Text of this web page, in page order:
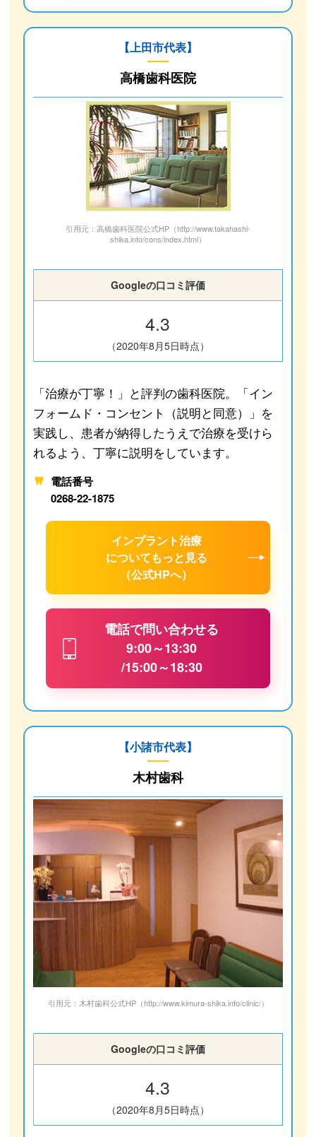
【上田市代表】
高橋歯科医院
引用元：高橋歯科医院公式HP（http://www.takahashi-
shika.info/cons/index.html）
Googleの口コミ評価
4.3
（2020年8月5日時点）
「治療が丁寧！」と評判の歯科医院。「イン
フォームド・コンセント（説明と同意）」を
実践し、患者が納得したうえで治療を受けら
れるよう、丁寧に説明をしています。
電話番号
0268-22-1875
インプラント治療
についてもっと見る
（公式HPへ）
電話で問い合わせる
9:00～13:30
/15:00～18:30
【小諸市代表】
木村歯科
引用元：木村歯科公式HP（http://www.kimura-shika.info/clinic/）
Googleの口コミ評価
4.3
（2020年8月5日時点）